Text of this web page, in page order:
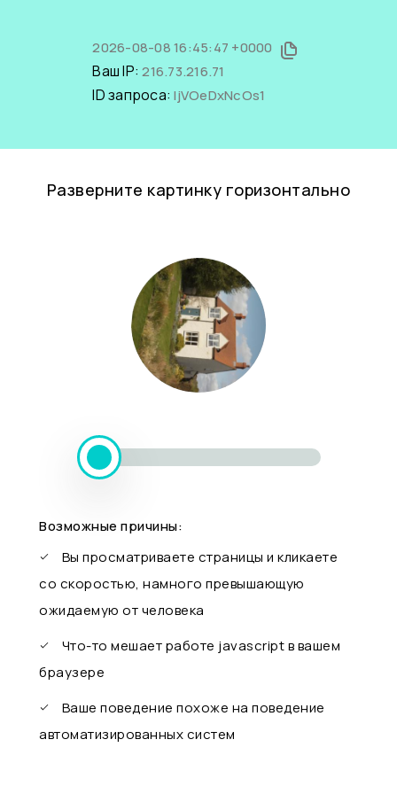
2026-08-08 16:45:47 +0000
Ваш IP:216.73.216.71
ID запроса:ljVOeDxNcOs1
Разверните картинку горизонтально
Возможные причины:
Вы просматриваете страницы и кликаете
со скоростью, намного превышающую
ожидаемую от человека
Что-то мешает работе javascript в вашем
браузере
Ваше поведение похоже на поведение
автоматизированных систем